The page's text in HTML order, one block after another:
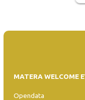
MATERA WELCOME
Opendata